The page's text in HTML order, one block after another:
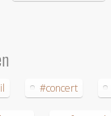
#concert